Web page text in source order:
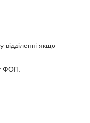
відділенні якщо
ФОП.